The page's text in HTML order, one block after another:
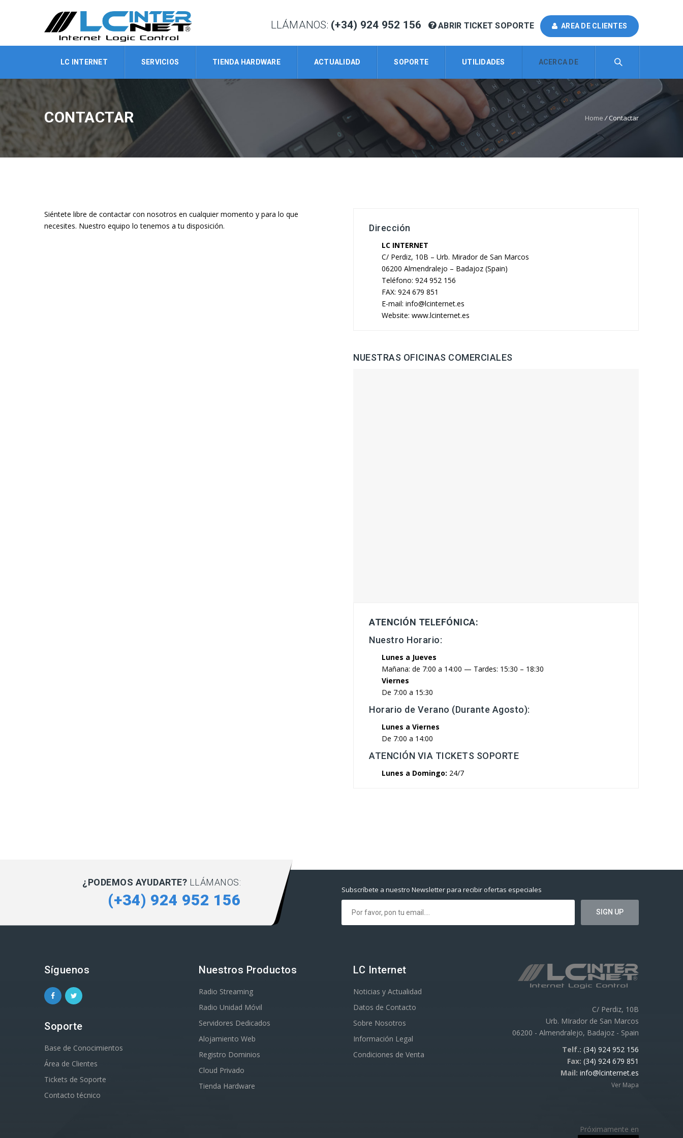
LLÁMANOS: (+34) 924 952 156 ABRIR TICKET SOPORTE AREA DE CLIENTES
LC INTERNET SERVICIOS TIENDA HARDWARE ACTUALIDAD SOPORTE UTILIDADES ACERCA DE
CONTACTAR Home / Contactar
Siéntete libre de contactar con nosotros en cualquier momento y para lo que
necesites. Nuestro equipo lo tenemos a tu disposición.
Dirección
LC INTERNET
C/ Perdiz, 10B – Urb. Mirador de San Marcos
06200 Almendralejo – Badajoz (Spain)
Teléfono: 924 952 156
FAX: 924 679 851
E-mail: info@lcinternet.es
Website: www.lcinternet.es
NUESTRAS OFICINAS COMERCIALES
ATENCIÓN TELEFÓNICA:
Nuestro Horario:
Lunes a Jueves
Mañana: de 7:00 a 14:00 — Tardes: 15:30 – 18:30
Viernes
De 7:00 a 15:30
Horario de Verano (Durante Agosto):
Lunes a Viernes
De 7:00 a 14:00
ATENCIÓN VIA TICKETS SOPORTE
Lunes a Domingo: 24/7
¿PODEMOS AYUDARTE? LLÁMANOS:
(+34) 924 952 156
Subscríbete a nuestro Newsletter para recibir ofertas especiales
Síguenos
Soporte
Base de Conocimientos
Área de Clientes
Tickets de Soporte
Contacto técnico
Nuestros Productos
Radio Streaming
Radio Unidad Móvil
Servidores Dedicados
Alojamiento Web
Registro Dominios
Cloud Privado
Tienda Hardware
LC Internet
Noticias y Actualidad
Datos de Contacto
Sobre Nosotros
Información Legal
Condiciones de Venta
C/ Perdiz, 10B
Urb. MIrador de San Marcos
06200 - Almendralejo, Badajoz - Spain
Telf.: (34) 924 952 156
Fax: (34) 924 679 851
Mail: info@lcinternet.es
Ver Mapa
Próximamente en